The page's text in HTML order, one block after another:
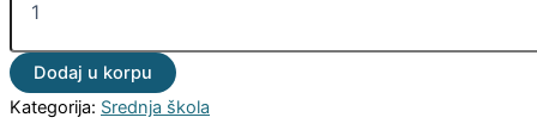
Dodaj u korpu
Kategorija: Srednja škola